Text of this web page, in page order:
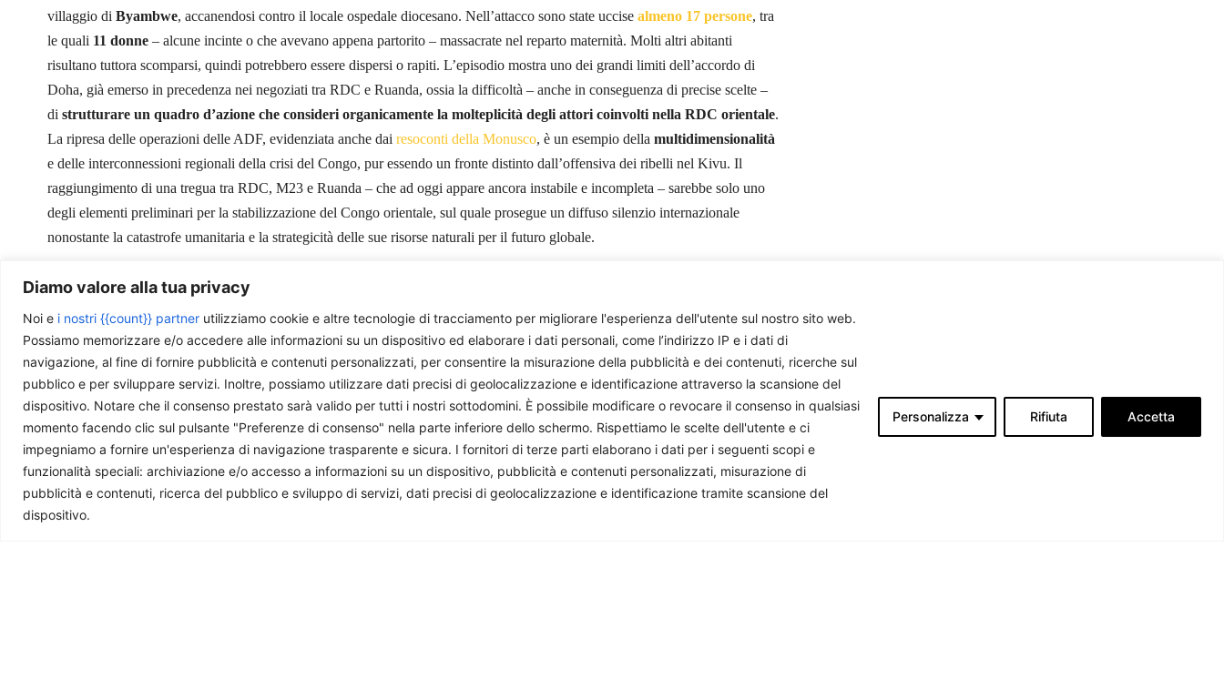
Diamo valore alla tua privacy
Noi e i nostri {{count}} partner utilizziamo cookie e altre tecnologie di tracciamento per migliorare l'esperienza dell'utente sul nostro sito web.
Possiamo memorizzare e/o accedere alle informazioni su un dispositivo ed elaborare i dati personali, come l’indirizzo IP e i dati di
navigazione, al fine di fornire pubblicità e contenuti personalizzati, per consentire la misurazione della pubblicità e dei contenuti, ricerche sul
pubblico e per sviluppare servizi. Inoltre, possiamo utilizzare dati precisi di geolocalizzazione e identificazione attraverso la scansione del
dispositivo. Notare che il consenso prestato sarà valido per tutti i nostri sottodomini. È possibile modificare o revocare il consenso in qualsiasi
momento facendo clic sul pulsante "Preferenze di consenso" nella parte inferiore dello schermo. Rispettiamo le scelte dell'utente e ci
impegniamo a fornire un'esperienza di navigazione trasparente e sicura. I fornitori di terze parti elaborano i dati per i seguenti scopi e
funzionalità speciali: archiviazione e/o accesso a informazioni su un dispositivo, pubblicità e contenuti personalizzati, misurazione di
pubblicità e contenuti, ricerca del pubblico e sviluppo di servizi, dati precisi di geolocalizzazione e identificazione tramite scansione del
dispositivo.
Personalizza Rifiuta Accetta
villaggio di Byambwe, accanendosi contro il locale ospedale diocesano. Nell’attacco sono state uccise almeno 17 persone, tra
le quali 11 donne – alcune incinte o che avevano appena partorito – massacrate nel reparto maternità. Molti altri abitanti
risultano tuttora scomparsi, quindi potrebbero essere dispersi o rapiti. L’episodio mostra uno dei grandi limiti dell’accordo di
Doha, già emerso in precedenza nei negoziati tra RDC e Ruanda, ossia la difficoltà – anche in conseguenza di precise scelte –
di strutturare un quadro d’azione che consideri organicamente la molteplicità degli attori coinvolti nella RDC orientale.
La ripresa delle operazioni delle ADF, evidenziata anche dai resoconti della Monusco, è un esempio della multidimensionalità
e delle interconnessioni regionali della crisi del Congo, pur essendo un fronte distinto dall’offensiva dei ribelli nel Kivu. Il
raggiungimento di una tregua tra RDC, M23 e Ruanda – che ad oggi appare ancora instabile e incompleta – sarebbe solo uno
degli elementi preliminari per la stabilizzazione del Congo orientale, sul quale prosegue un diffuso silenzio internazionale
nonostante la catastrofe umanitaria e la strategicità delle sue risorse naturali per il futuro globale.
Photo by Kudra_Abdulaziz is licensed under CC BY-NC-SA
Ti piace quello che facciamo?
La nostra redazione è composta da giovani professionisti e appassionati che si impegnano volontariamente a produrre
questa rivista. Se ti è utile e ti interessa quello che facciamo, sostienici: costa quanto un paio di caffè al mese.